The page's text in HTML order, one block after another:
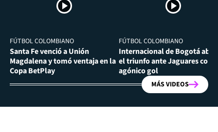
FÚTBOL COLOMBIANO
Santa Fe venció a Unión
Magdalena y tomó ventaja en la
Copa BetPlay
FÚTBOL COLOMBIANO
Internacional de Bogotá
el triunfo ante Jaguares con
agónico gol
MÁS VIDEOS